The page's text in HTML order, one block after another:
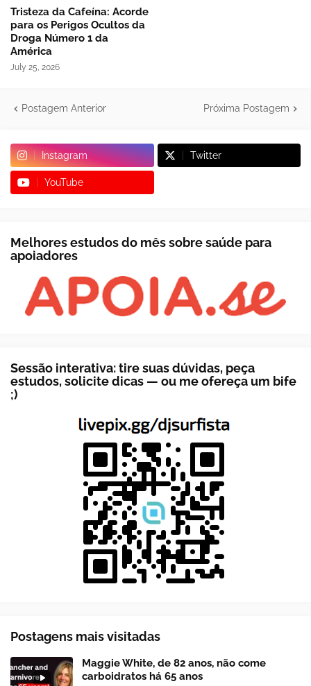
Tristeza da Cafeína: Acorde
para os Perigos Ocultos da
Droga Número 1 da
América
July 25, 2026
Postagem Anterior Próxima Postagem
Instagram Twitter
YouTube
Melhores estudos do mês sobre saúde para
apoiadores
Sessão interativa: tire suas dúvidas, peça
estudos, solicite dicas — ou me ofereça um bife
;)
Postagens mais visitadas
Maggie White, de 82 anos, não come
carboidratos há 65 anos